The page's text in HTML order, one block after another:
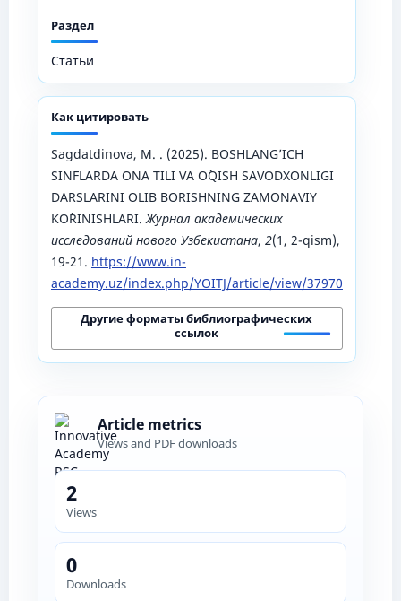
Раздел
Статьи
Как цитировать
Sagdatdinova, M. . (2025). BOSHLANG’ICH
SINFLARDA ONA TILI VA O`QISH SAVODXONLIGI
DARSLARINI OLIB BORISHNING ZAMONAVIY
KO`RINISHLARI.Журнал академических
исследований нового Узбекистана, 2(1, 2-qism),
19-21. https://www.in-
academy.uz/index.php/YOITJ/article/view/37970
Другие форматы библиографических
ссылок
Article metrics
Views and PDF downloads
2
Views
0
Downloads